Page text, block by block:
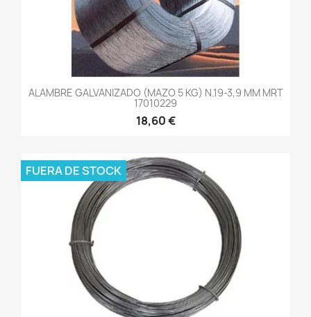
ALAMBRE GALVANIZADO (MAZO 5 KG) N.19-3,9 MM MRT
17010229
18,60 €
FUERA DE STOCK